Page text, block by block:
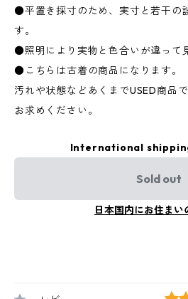
●平置き採寸のため、実寸と若干の
す。
●照明により実物と色合いが違って
●こちらは古着の商品になります。
汚れや状態などあくまでUSED商品
お求めください。
International
Sold out
日本国内にお住まい